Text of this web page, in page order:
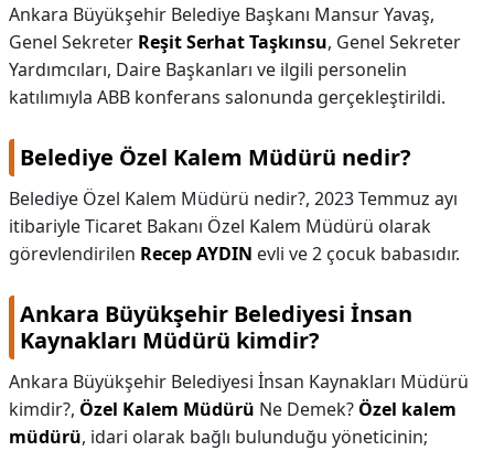
Ankara Büyükşehir Belediye Başkanı Mansur Yavaş,
Genel Sekreter Reşit Serhat Taşkınsu, Genel Sekreter
Yardımcıları, Daire Başkanları ve ilgili personelin
katılımıyla ABB konferans salonunda gerçekleştirildi.
Belediye Özel Kalem Müdürü nedir?
Belediye Özel Kalem Müdürü nedir?, 2023 Temmuz ayı
itibariyle Ticaret Bakanı Özel Kalem Müdürü olarak
görevlendirilen Recep AYDIN evli ve 2 çocuk babasıdır.
Ankara Büyükşehir Belediyesi İnsan
Kaynakları Müdürü kimdir?
Ankara Büyükşehir Belediyesi İnsan Kaynakları Müdürü
kimdir?, Özel Kalem Müdürü Ne Demek? Özel kalem
müdürü, idari olarak bağlı bulunduğu yöneticinin;